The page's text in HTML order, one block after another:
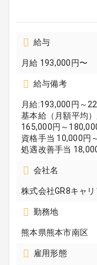
給与
月給 193,000円〜
給与備考
月給:193,000円～
基本給（月額平均
165,000円～
資格手当 10,000円
処遇改善手当
会社名
株式会社GR8キャ
勤務地
熊本県熊本市南区
雇用形態